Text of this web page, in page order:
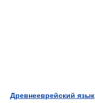
Древнееврейский язык